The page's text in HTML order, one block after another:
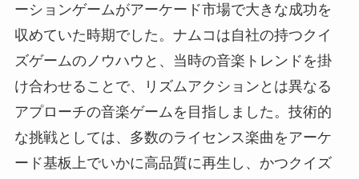
ーションゲームがアーケード市場で大きな成功を
収めていた時期でした。ナムコは自社の持つクイ
ズゲームのノウハウと、当時の音楽トレンドを掛
け合わせることで、リズムアクションとは異なる
アプローチの音楽ゲームを目指しました。技術的
な挑戦としては、多数のライセンス楽曲をアーケ
ード基板上でいかに高品質に再生し、かつクイズ